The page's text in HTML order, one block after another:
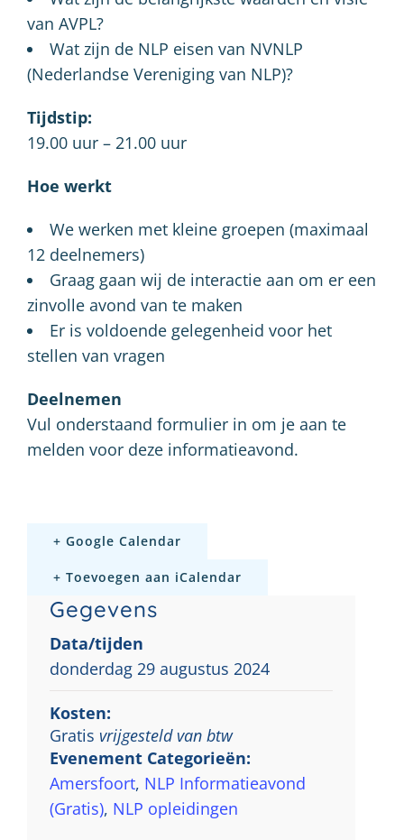
van AVPL?
Wat zijn de NLP eisen van NVNLP
(Nederlandse Vereniging van NLP)?
Tijdstip:
19.00 uur – 21.00 uur
Hoe werkt
We werken met kleine groepen (maximaal
12 deelnemers)
Graag gaan wij de interactie aan om er een
zinvolle avond van te maken
Er is voldoende gelegenheid voor het
stellen van vragen
Deelnemen
Vul onderstaand formulier in om je aan te
melden voor deze informatieavond.
+ Google Calendar
+ Toevoegen aan iCalendar
Gegevens
Data/tijden
donderdag 29 augustus 2024
Kosten:
Gratis vrijgesteld van btw
Evenement Categorieën:
Amersfoort, NLP Informatieavond
(Gratis), NLP opleidingen